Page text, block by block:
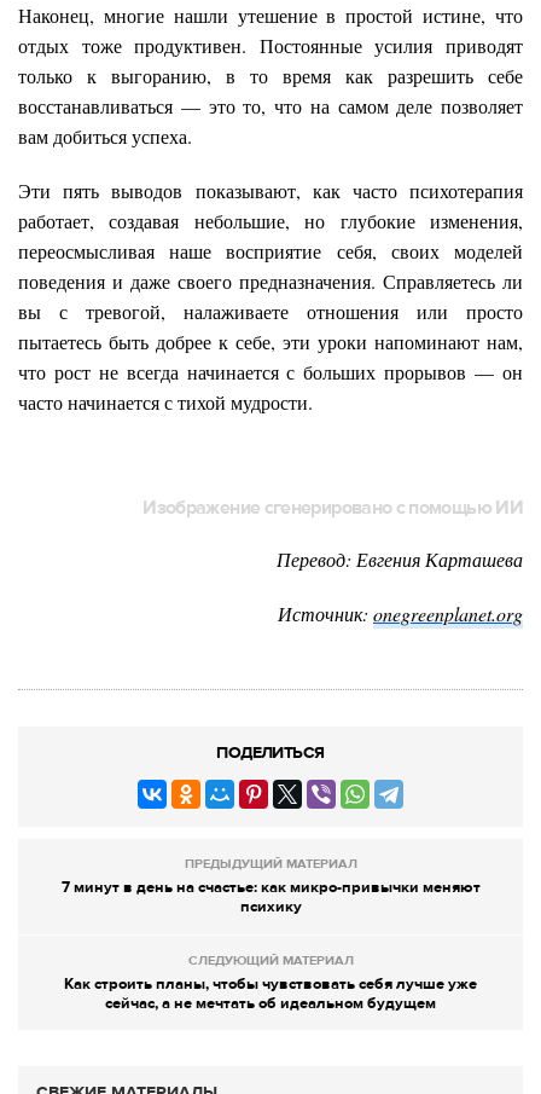
Наконец, многие нашли утешение в простой истине, что
отдых тоже продуктивен. Постоянные усилия приводят
только к выгоранию, в то время как разрешить себе
восстанавливаться — это то, что на самом деле позволяет
вам добиться успеха.
Эти пять выводов показывают, как часто психотерапия
работает, создавая небольшие, но глубокие изменения,
переосмысливая наше восприятие себя, своих моделей
поведения и даже своего предназначения. Справляетесь ли
вы с тревогой, налаживаете отношения или просто
пытаетесь быть добрее к себе, эти уроки напоминают нам,
что рост не всегда начинается с больших прорывов — он
часто начинается с тихой мудрости.
Изображение сгенерировано с помощью ИИ
Перевод: Евгения Карташева
Источник: onegreenplanet.org
ПОДЕЛИТЬСЯ
ПРЕДЫДУЩИЙ МАТЕРИАЛ
7 минут в день на счастье: как микро-привычки меняют
психику
СЛЕДУЮЩИЙ МАТЕРИАЛ
Как строить планы, чтобы чувствовать себя лучше уже
сейчас, а не мечтать об идеальном будущем